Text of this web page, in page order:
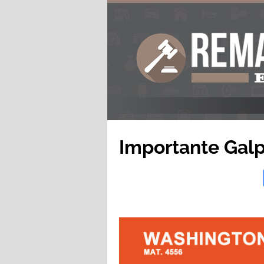
Importante